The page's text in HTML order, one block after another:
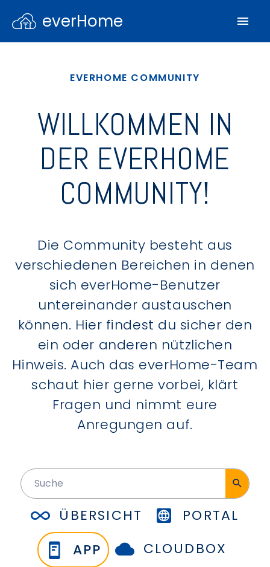
everHome
EVERHOME COMMUNITY
WILLKOMMEN IN
DER EVERHOME
COMMUNITY!
Die Community besteht aus
verschiedenen Bereichen in denen
sich everHome-Benutzer
untereinander austauschen
können. Hier findest du sicher den
ein oder anderen nützlichen
Hinweis. Auch das everHome-Team
schaut hier gerne vorbei, klärt
Fragen und nimmt eure
Anregungen auf.
ÜBERSICHT
PORTAL
APP
CLOUDBOX